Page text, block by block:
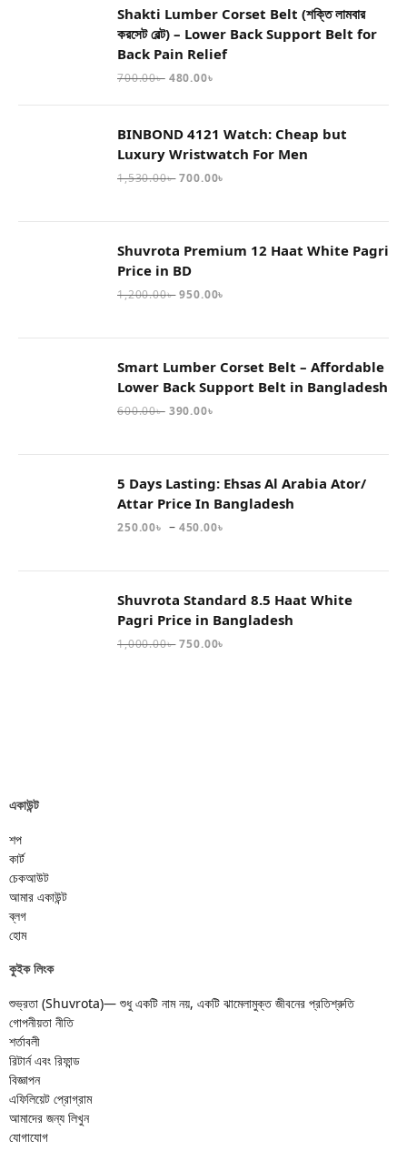
Shakti Lumber Corset Belt (শক্তি লামবার
করসেট বেল্ট) – Lower Back Support Belt for
Back Pain Relief
700.00৳ 480.00৳
BINBOND 4121 Watch: Cheap but
Luxury Wristwatch For Men
1,530.00৳ 700.00৳
Shuvrota Premium 12 Haat White Pagri
Price in BD
1,200.00৳ 950.00৳
Smart Lumber Corset Belt – Affordable
Lower Back Support Belt in Bangladesh
600.00৳ 390.00৳
5 Days Lasting: Ehsas Al Arabia Ator/
Attar Price In Bangladesh
250.00৳ – 450.00৳
Shuvrota Standard 8.5 Haat White
Pagri Price in Bangladesh
1,000.00৳ 750.00৳
একাউন্ট
শপ
কার্ট
চেকআউট
আমার একাউন্ট
ব্লগ
হোম
কুইক লিংক
শুভ্রতা (Shuvrota)— শুধু একটি নাম নয়, একটি ঝামেলামুক্ত জীবনের প্রতিশ্রুতি
গোপনীয়তা নীতি
শর্তাবলী
রিটার্ন এবং রিফান্ড
বিজ্ঞাপন
এফিলিয়েট প্রোগ্রাম
আমাদের জন্য লিখুন
যোগাযোগ